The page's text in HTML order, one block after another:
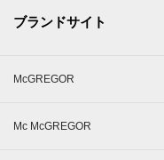
ブランドサイト
McGREGOR
Mc McGREGOR